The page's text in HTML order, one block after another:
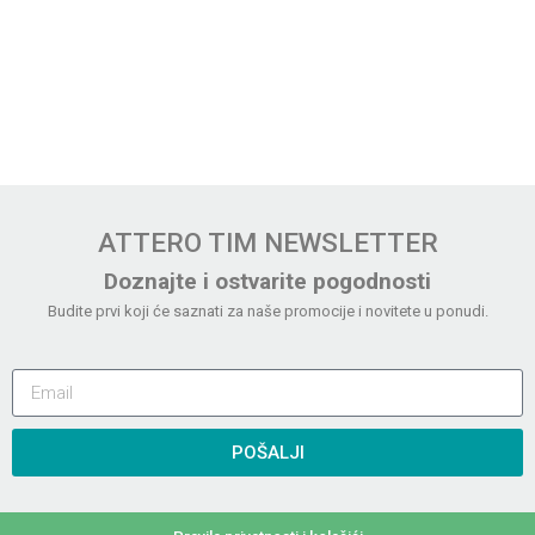
ATTERO TIM NEWSLETTER
Doznajte i ostvarite pogodnosti
Budite prvi koji će saznati za naše promocije i novitete u ponudi.
POŠALJI